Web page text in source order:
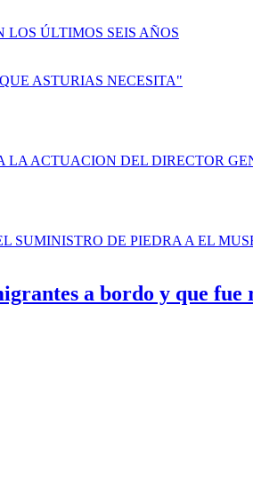
LOS ÚLTIMOS SEIS AÑOS
ASTURIAS NECESITA"
ACTUACION DEL DIRECTOR
SUMINISTRO DE PIEDRA A EL
a bordo y que fue